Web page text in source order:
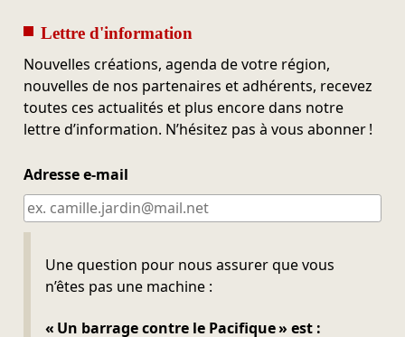
Lettre d'information
Nouvelles créations, agenda de votre région,
nouvelles de nos partenaires et adhérents, recevez
toutes ces actualités et plus encore dans notre
lettre d’information. N’hésitez pas à vous abonner !
Adresse e-mail
Une question pour nous assurer que vous
n’êtes pas une machine :
« Un barrage contre le Pacifique » est :
Ne pas remplir